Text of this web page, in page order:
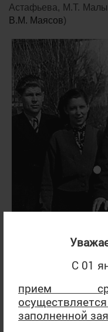
С 01
прием
заполненной
Астафьева, М.Т.
В.М. Маясов)
ул. Советская, д. 118А.